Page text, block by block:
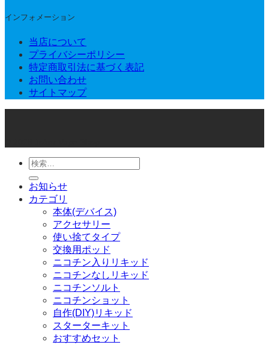
インフォメーション
当店について
プライバシーポリシー
特定商取引法に基づく表記
お問い合わせ
サイトマップ
検
索
対
象:
お知らせ
カテゴリ
本体(デバイス)
アクセサリー
使い捨てタイプ
交換用ポッド
ニコチン入りリキッド
ニコチンなしリキッド
ニコチンソルト
ニコチンショット
自作(DIY)リキッド
スターターキット
おすすめセット